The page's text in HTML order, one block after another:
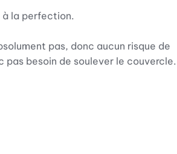
à la perfection.
pas, donc aucun risque de
besoin de soulever le couvercle.